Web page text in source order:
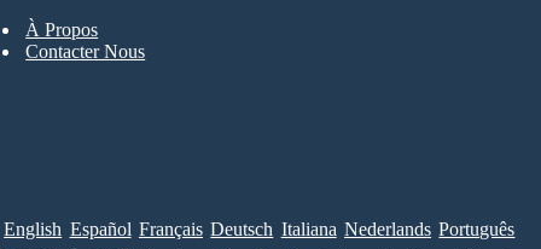
À Propos
Contacter Nous
English Español Français Deutsch Italiana Nederlands Português